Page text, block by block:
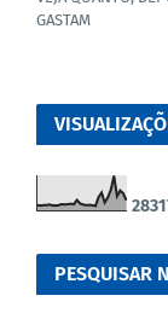
GASTAM
2831
PESQUISAR